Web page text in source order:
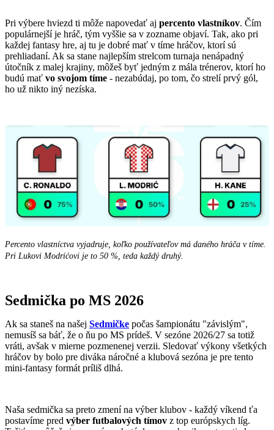
Pri výbere hviezd ti môže napovedať aj percento vlastníkov. Čím
populárnejší je hráč, tým vyššie sa v zozname objaví. Tak, ako pri
každej fantasy hre, aj tu je dobré mať v tíme hráčov, ktorí sú
prehliadaní. Ak sa stane najlepším strelcom turnaja nenápadný
útočník z malej krajiny, môžeš byť jedným z mála trénerov, ktorí ho
budú mať vo svojom tíme - nezabúdaj, po tom, čo strelí prvý gól,
ho už nikto iný nezíska.
Percento vlastníctva vyjadruje, koľko používateľov má daného hráča v tíme.
Pri Lukovi Modrićovi je to 50 %, teda každý druhý.
Sedmička po MS 2026
Ak sa staneš na našej Sedmičke počas šampionátu "závislým",
nemusíš sa báť, že o ňu po MS prídeš. V sezóne 2026/27 sa totiž
vráti, avšak v mierne pozmenenej verzii. Sledovať výkony všetkých
hráčov by bolo pre diváka náročné a klubová sezóna je pre tento
mini-fantasy formát príliš dlhá.
Naša sedmička sa preto zmení na výber klubov - každý víkend ťa
postavíme pred výber futbalových tímov z top európskych líg.